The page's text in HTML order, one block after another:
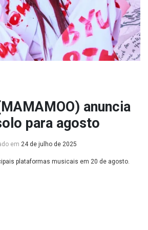
anuncia
para agosto
em 24 de julho de 2025
plataformas musicais em 20 de agosto.